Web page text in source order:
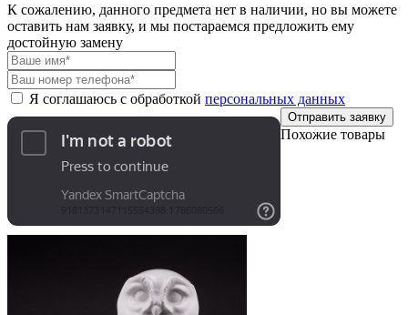
К сожалению, данного предмета нет в наличии, но вы можете
оставить нам заявку, и мы постараемся предложить ему
достойную замену
Я соглашаюсь с обработкой персональных данных
Отправить заявку
Похожие товары